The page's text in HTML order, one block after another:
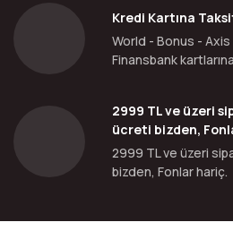
Kredi Kartına
World - Bonus -
Finansbank
2999 TL ve üzeri
ücreti bizden,
2999 TL ve üzeri
bizden, Fonlar hariç.